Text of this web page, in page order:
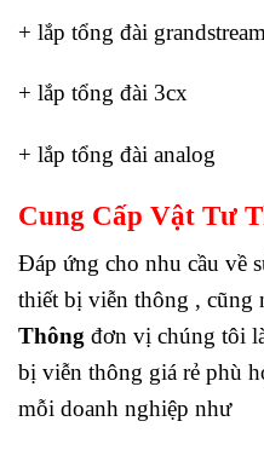
+ lắp tổng đài grandstream
+ lắp tổng đài 3cx
+ lắp tổng đài analog
Cung Cấp Vật Tư
Đáp ứng cho nhu cầu về
thiết bị viễn thông , cũng
Thông đơn vị chúng tôi
bị viễn thông giá rẻ phù
mỗi doanh nghiệp như